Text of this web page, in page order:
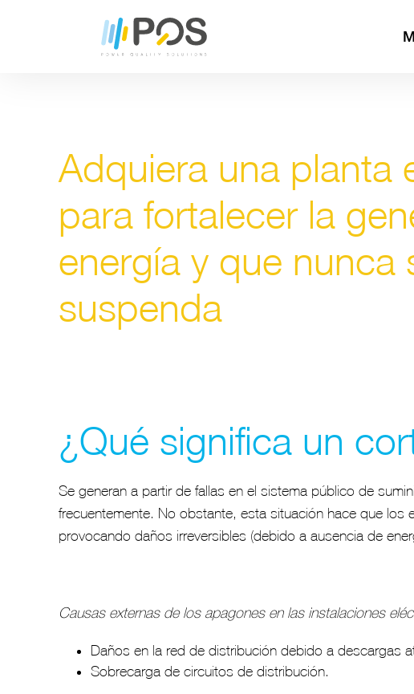
Adquiera una planta
para fortalecer la
energía y que nunca
suspenda
¿Qué significa un
Se generan a partir de fallas en el sistema público de
frecuentemente. No obstante, esta situación hace que los
provocando daños irreversibles (debido a ausencia de
Causas externas de los apagones en las instalaciones
Daños en la red de distribución debido a descargas
Sobrecarga de circuitos de distribución.